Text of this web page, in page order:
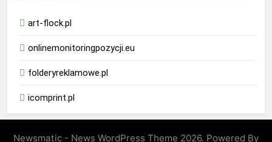
art-flock.pl
onlinemonitoringpozycji.eu
folderyreklamowe.pl
icomprint.pl
Newsmatic - News WordPress Theme 2026. Powered By